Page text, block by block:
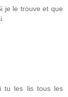
je le trouve et que
tu les lis tous les